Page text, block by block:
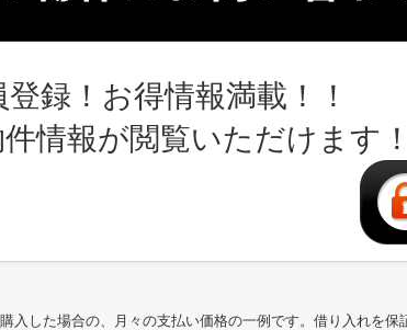
録！お得情報満載！！
情報が閲覧いただけます！
入した場合の、月々の支払い価格の一例です。借り入れを保